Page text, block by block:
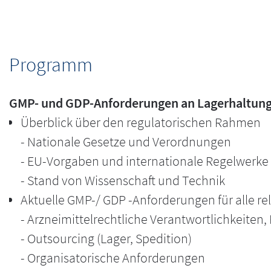
eine Vielzahl an Forderungen. Behörden aus
Erwartungen.
Lernen Sie in diesem Live Online Seminar, wie
betreiben und diskutieren Sie verschiedene
Bekommen Sie außerdem einen Einblick in die
Arzneimitteldistribution und des Cold Chain
Programm
GMP- und GDP-Anforderungen an
Überblick über den regulatorischen Rahmen
- Nationale Gesetze und Verordnungen
- EU-Vorgaben und internationale Regelwerke
- Stand von Wissenschaft und Technik
Aktuelle GMP-/ GDP -Anforderungen für alle
- Arzneimittelrechtliche Verantwortlichkeiten,
- Outsourcing (Lager, Spedition)
- Organisatorische Anforderungen